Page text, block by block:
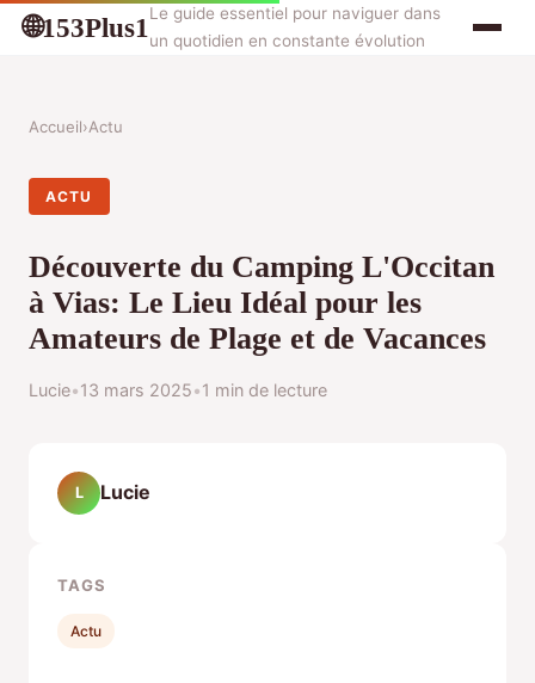
🌐153Plus1 Le guide essentiel pour naviguer dans
un quotidien en constante évolution
Accueil›Actu
ACTU
Découverte du Camping L'Occitan
à Vias: Le Lieu Idéal pour les
Amateurs de Plage et de Vacances
Lucie•13 mars 2025•1 min de lecture
L Lucie
TAGS
Actu